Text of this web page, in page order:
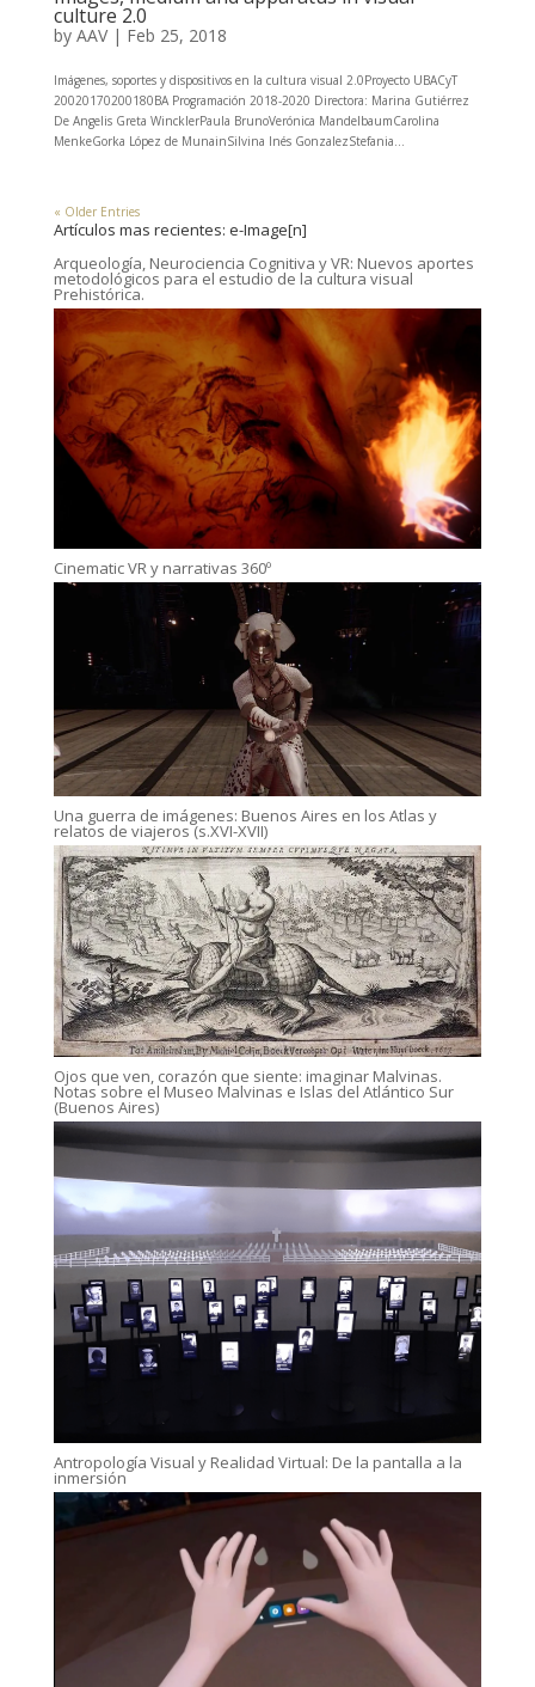
culture 2.0
by AAV| Feb 25, 2018
Imágenes, soportes y dispositivos en la cultura visual 2.0Proyecto UBACyT
20020170200180BA Programación 2018-2020 Directora: Marina Gutiérrez
De Angelis Greta WincklerPaula BrunoVerónica MandelbaumCarolina
MenkeGorka López de MunainSilvina Inés GonzalezStefania...
« Older Entries
Artículos mas recientes: e-Image[n]
Arqueología, Neurociencia Cognitiva y VR: Nuevos aportes
metodológicos para el estudio de la cultura visual
Prehistórica.
Cinematic VR y narrativas 360º
Una guerra de imágenes: Buenos Aires en los Atlas y
relatos de viajeros (s.XVI-XVII)
Ojos que ven, corazón que siente: imaginar Malvinas.
Notas sobre el Museo Malvinas e Islas del Atlántico Sur
(Buenos Aires)
Antropología Visual y Realidad Virtual: De la pantalla a la
inmersión